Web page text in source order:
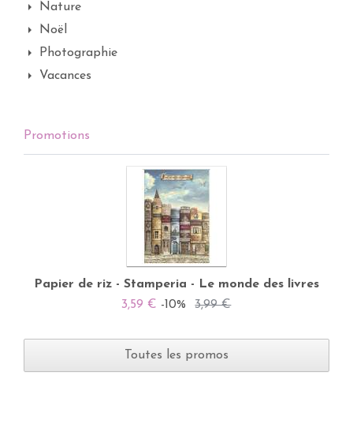
Nature
Noël
Photographie
Vacances
Promotions
Papier de riz - Stamperia - Le monde des livres
3,59 € -10% 3,99 €
Toutes les promos